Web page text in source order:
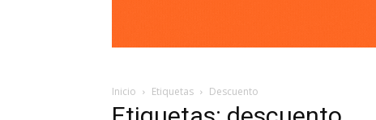
Inicio Etiquetas Descuento